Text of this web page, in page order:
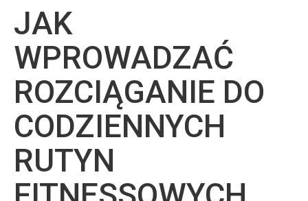
JAK
WPROWADZAĆ
ROZCIĄGANIE DO
CODZIENNYCH
RUTYN